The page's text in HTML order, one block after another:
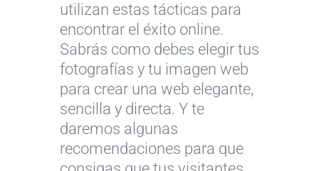
utilizan estas tácticas para
encontrar el éxito online.
Sabrás como debes elegir tus
fotografías y tu imagen web
para crear una web elegante,
sencilla y directa. Y te
daremos algunas
recomendaciones para que
a
v
i
s
t
a
p
o
r
s
:
d
e
s
c
u
b
r
s
p
a
r
a
f
o
t
ó
d
e
r
e
c
h
s
d